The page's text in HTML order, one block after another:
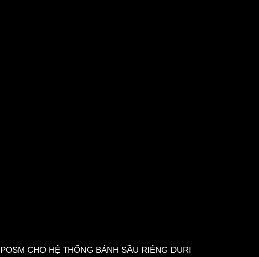
POSM CHO HỆ THỐNG BÁNH SẦU RIÊNG DURI